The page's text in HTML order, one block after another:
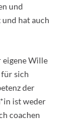
und
hat auch
eigene Wille
sich
der
ist weder
coachen